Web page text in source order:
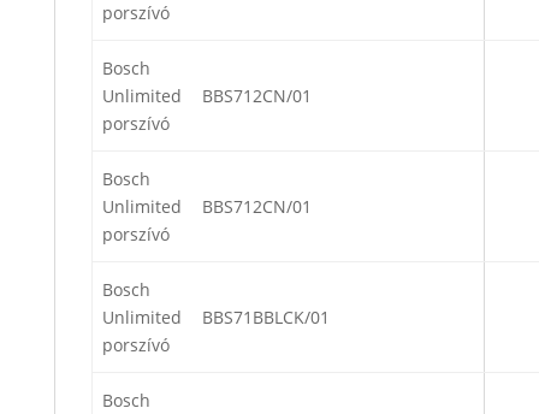
porszívó
Bosch
Unlimited
porszívó
BBS712CN/01
Bosch
Unlimited
porszívó
BBS712CN/01
Bosch
Unlimited
porszívó
BBS71BBLCK/01
Bosch